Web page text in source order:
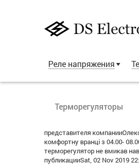
Реле напряжения
Терморегуляторы
представителя
комфортну вранці з 04.00-
терморегулятор не вмикав
публикацииSat, 02 Nov 2019